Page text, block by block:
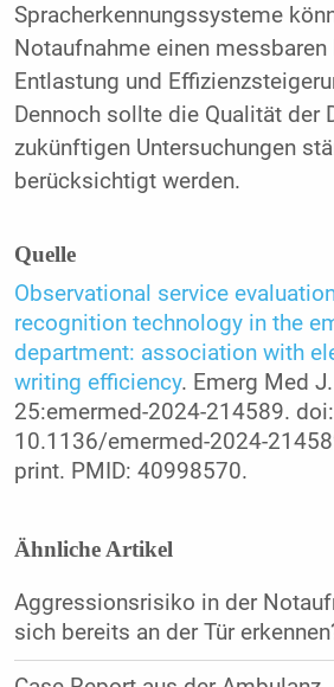
Spracherkennungssysteme
Notaufnahme einen messbaren
Entlastung und
Dennoch sollte die Qualität der
zukünftigen Untersuchungen
berücksichtigt werden.
Quelle
Observational service
recognition technology in the
department: association with
writing efficiency. Emerg Med
25:emermed-2024-214589. doi:
10.1136/emermed-2024-
print. PMID: 40998570.
Ähnliche Artikel
Aggressionsrisiko in der
sich bereits an der Tür